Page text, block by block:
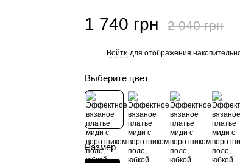
1 740 грн 2 040 грн
Войти для отображения
Выберите цвет
Размер